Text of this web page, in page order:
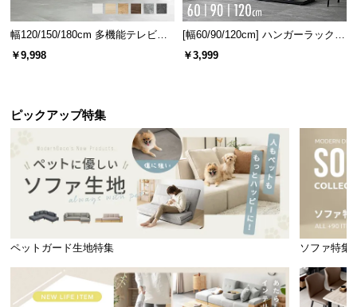
寒い時期 暖かい時期
こたつとして テーブルとして
どんなお部屋にも合うデザイン
シンプルなデザインのため、暖かい季節もそのまま
お部屋で使うことができます。
幅120/150/180cm 多機能テレビボ
ード 木目/石目調 オープン収納・
引き出し収納付き
￥9,998
[幅60/90/120cm] ハンガーラック
スチール 4段階高さ調節 サイドフ
ック オープンラック シンプル
￥3,999
ピックアップ特集
ペットガード生地特集 ソファ特集